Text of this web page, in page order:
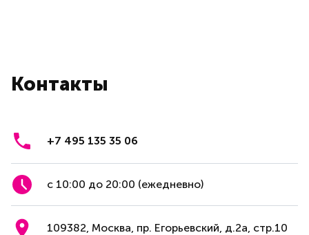
Контакты
+7 495 135 35 06
с 10:00 до 20:00 (ежедневно)
109382, Москва, пр. Егорьевский, д.2а, стр.10